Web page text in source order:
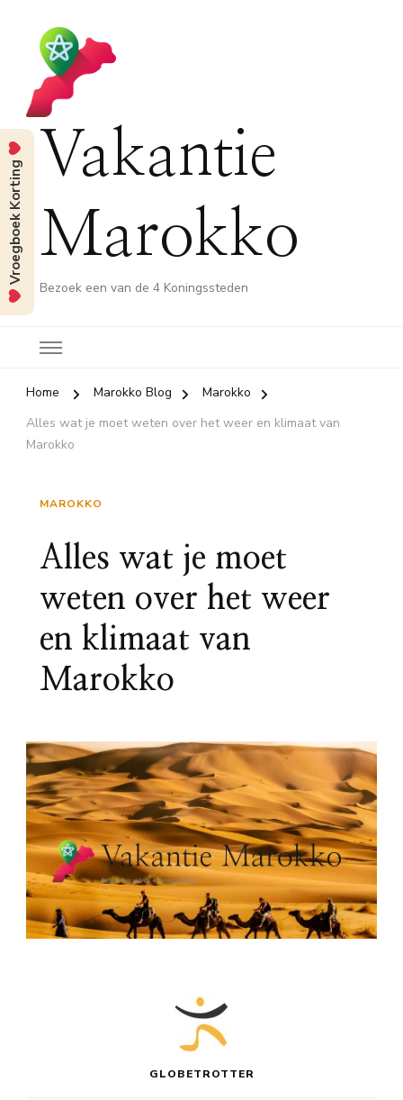
Vakantie
Marokko
Bezoek een van de 4 Koningssteden
Home Marokko Blog
Marokko
Alles wat je moet weten over het weer en klimaat van
Marokko
MAROKKO
Alles wat je moet
weten over het weer
en klimaat van
Marokko
GLOBETROTTER
Vroegboek Korting